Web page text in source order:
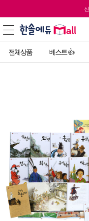
전체상품 베스트 👍